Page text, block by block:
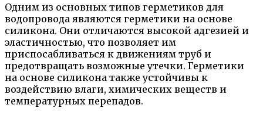
Одним из основных типов герметиков для
водопровода являются герметики на основе
силикона. Они отличаются высокой адгезией и
эластичностью, что позволяет им
приспосабливаться к движениям труб и
предотвращать возможные утечки. Герметики
на основе силикона также устойчивы к
воздействию влаги, химических веществ и
температурных перепадов.